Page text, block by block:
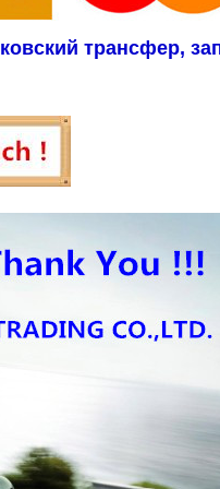
трансфер,